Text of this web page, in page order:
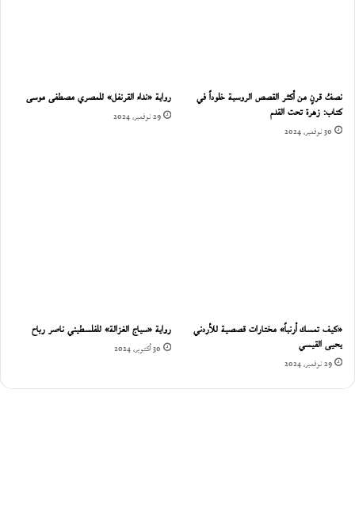
نصفُ قرنٍ من أكثر القصص الروسية خلوداً في
كتاب: زهرة تحت القدم
30 نوفمبر، 2024
رواية «نداء القرنفل» للمصري مصطفى موسى
29 نوفمبر، 2024
«كيف تمسك أرنباً» مختارات قصصية للأردني
يحيى القيسي
29 نوفمبر، 2024
رواية «سياج الغزالة» للفلسطيني ناصر رباح
30 أكتوبر، 2024